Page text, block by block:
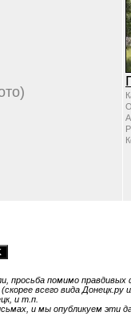
просьба помимо правдивых
всего вида
и т.п.
и мы опубликуем эти